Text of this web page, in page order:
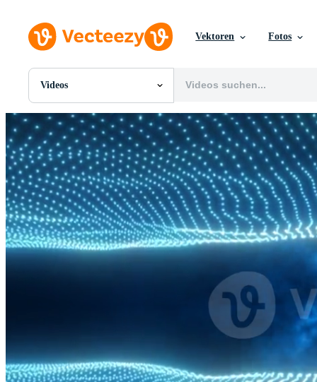
Vektoren Fotos
Videos
Alle Bilder
Fotos
PNGs
PSDs
SVGs
Vorlagen
Vektoren
Videos
Motion Graphics
Redaktionelle Bilder
Redaktionelle Ereignisse